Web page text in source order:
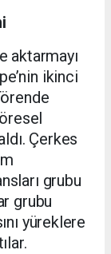
aktarmayı
ikinci
Çerkes
grubu
grubu
yüreklere